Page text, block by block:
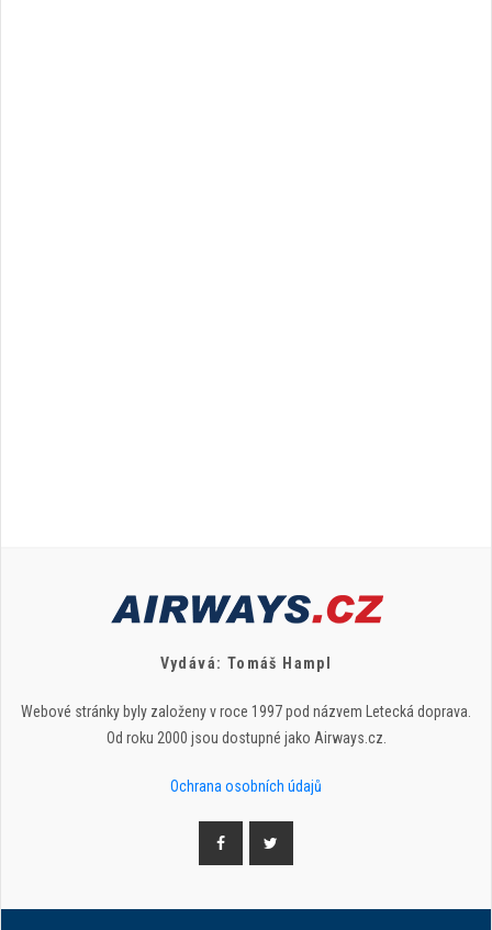
Vydává: Tomáš Hampl
Webové stránky byly založeny v roce 1997 pod názvem Letecká doprava.
Od roku 2000 jsou dostupné jako Airways.cz.
Ochrana osobních údajů